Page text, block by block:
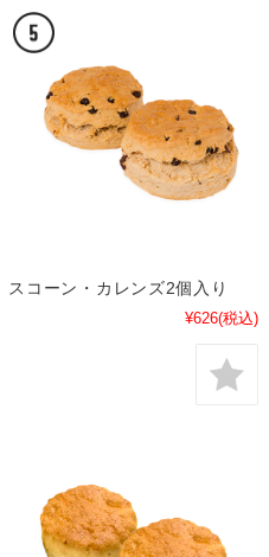
スコーン・カレンズ2個入り
¥626(税込)